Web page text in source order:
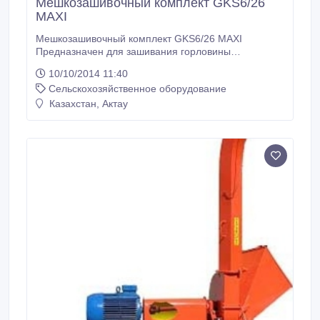
Мешкозашивочный комплект GKS6/26
MAXI
Мешкозашивочный комплект GKS6/26 MAXI
Предназначен для зашивания горловины
полипропилена, джута однониточным цепным
швом. Комплект представляет собой стационарную
стойку с закрепленной на ней портативной
10/10/2014 11:40
Сельскохозяйственное оборудование
Казахстан, Актау